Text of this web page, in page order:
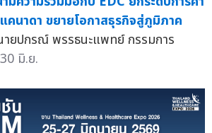
คนาดา ขยายโอกาสธุรกิจสู่ภูมิภาค
ยปกรณ์ พรรธนะแพทย์ กรรมการ
30 มิ.ย.